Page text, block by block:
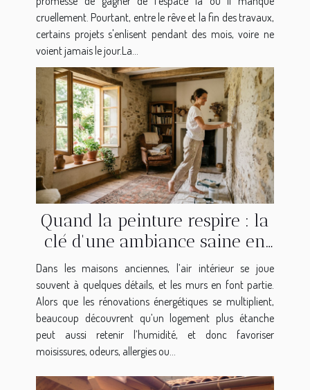
cruellement. Pourtant, entre le rêve et la fin des travaux,
certains projets s'enlisent pendant des mois, voire ne
voient jamais le jour.La...
Quand la peinture respire : la
clé d'une ambiance saine en
maison ancienne
Dans les maisons anciennes, l’air intérieur se joue
souvent à quelques détails, et les murs en font partie.
Alors que les rénovations énergétiques se multiplient,
beaucoup découvrent qu’un logement plus étanche
peut aussi retenir l’humidité, et donc favoriser
moisissures, odeurs, allergies ou...